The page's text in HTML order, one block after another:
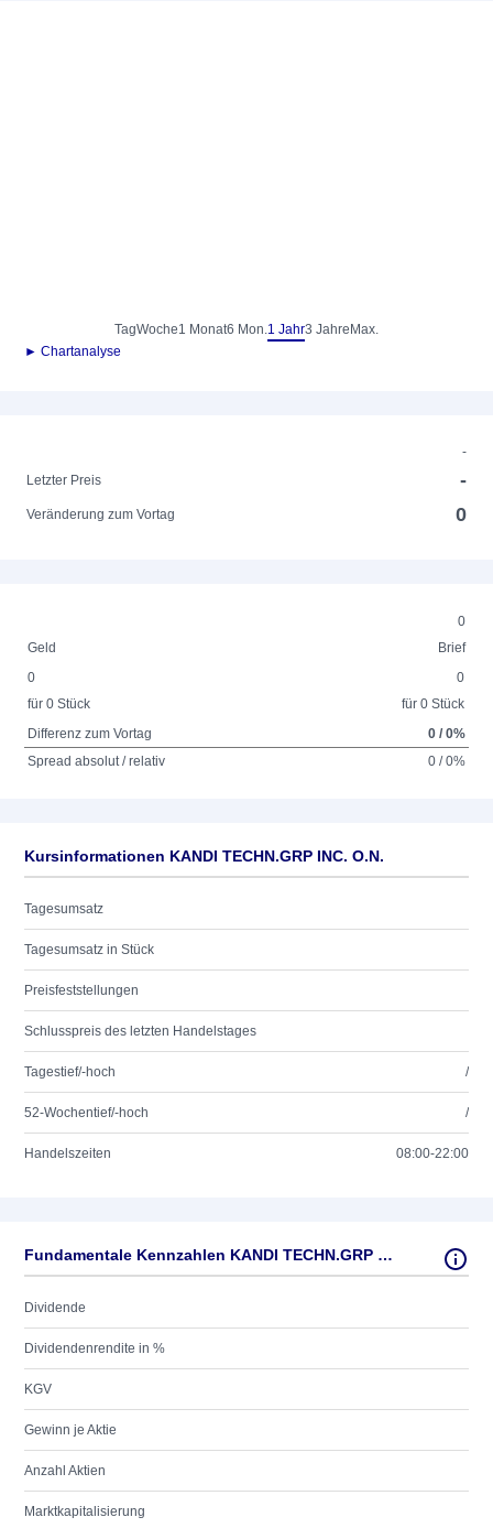
TagWoche1 Monat6 Mon.1 Jahr3 Jahre Max.
► Chartanalyse
-
Letzter Preis
-
Veränderung zum Vortag 0
0
Geld
Brief
0
für 0 Stück
0
für 0 Stück
Differenz zum Vortag
0 / 0%
Spread absolut / relativ
0 / 0%
Kursinformationen KANDI TECHN.GRP INC. O.N.
Tagesumsatz
Tagesumsatz in Stück
Preisfeststellungen
Schlusspreis des letzten Handelstages
Tagestief/-hoch /
52-Wochentief/-hoch /
Handelszeiten 08:00-22:00
Fundamentale Kennzahlen KANDI TECHN.GRP INC. O.N.
Dividende
Dividendenrendite in %
KGV
Gewinn je Aktie
Anzahl Aktien
Marktkapitalisierung